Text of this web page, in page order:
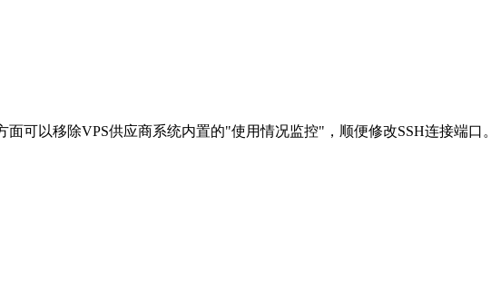
面可以移除VPS供应商系统内置的"使用情况监控"，顺便修改SSH连接端口。